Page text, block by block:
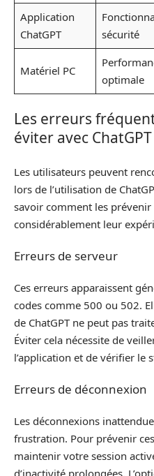
Application
ChatGPT
sécurité
Matériel PC
optimale
Les erreurs
éviter avec ChatGPT
Les utilisateurs peuvent
lors de l’utilisation de
savoir comment les
considérablement leur
Erreurs de serveur
Ces erreurs apparaissent
codes comme 500 ou 502.
de ChatGPT ne peut pas
Éviter cela nécessite de
l’application et de vérifier le
Erreurs de déconnexion
Les déconnexions
frustration. Pour prévenir
maintenir votre session
d’inactivité prolongées.